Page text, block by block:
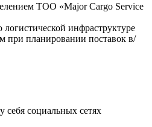
ТОО «Major Cargo Service
инфраструктуре
при планировании поставок в/
себя социальных сетях